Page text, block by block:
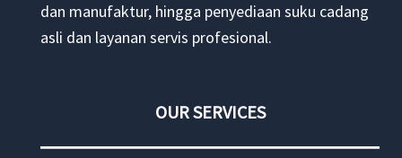
dan manufaktur, hingga penyediaan suku cadang
asli dan layanan servis profesional.
OUR SERVICES